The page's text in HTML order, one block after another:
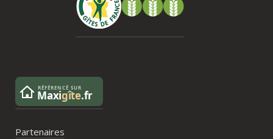
pas posé de véritable problème, mais ce
serait un vrai plus à l’avenir.
Partenaires